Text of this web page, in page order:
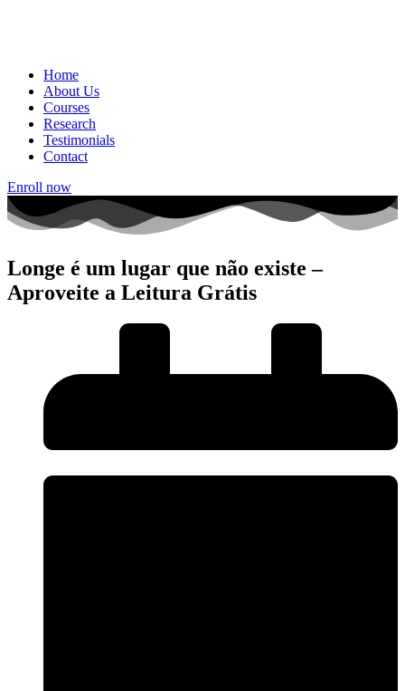
Home
About Us
Courses
Research
Testimonials
Contact
Enroll now
Longe é um lugar que não existe –
Aproveite a Leitura Grátis